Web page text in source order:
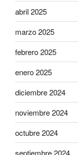
abril 2025
marzo 2025
febrero 2025
enero 2025
diciembre 2024
noviembre 2024
octubre 2024
septiembre 2024